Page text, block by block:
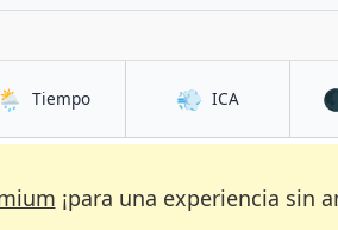
🌦️ Tiempoen Bāmyān 💨 ICAen Bāmyān
¡para una experiencia sin